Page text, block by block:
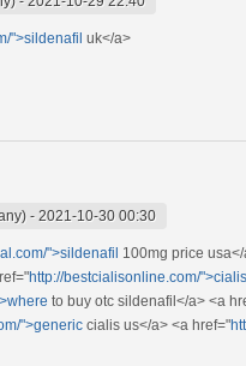
">sildenafil uk</a>
- 2021-10-30 00:30
">sildenafil 100mg price
http://bestcialisonline.com/">cialis
to buy otc sildenafil</a> <a
">generic cialis us</a> <a href="